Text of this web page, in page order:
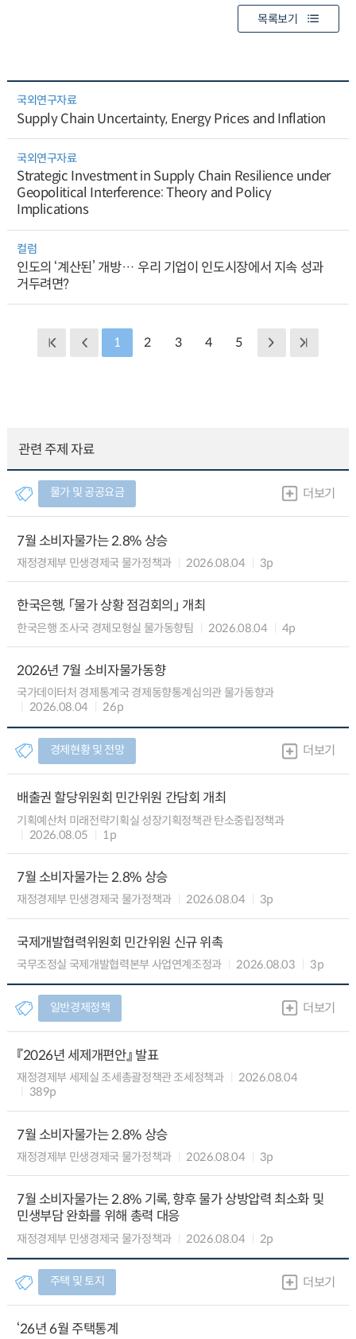
목록보기
국외연구자료
Supply Chain Uncertainty, Energy Prices and Inflation
국외연구자료
Strategic Investment in Supply Chain Resilience under
Geopolitical Interference: Theory and Policy
Implications
컬럼
인도의 ‘계산된’ 개방… 우리 기업이 인도시장에서 지속 성과
거두려면?
1 2 3 4 5
관련 주제 자료
물가 및 공공요금 더보기
7월 소비자물가는 2.8% 상승
재정경제부 민생경제국 물가정책과 2026.08.04 3p
한국은행, 「물가 상황 점검회의」 개최
한국은행 조사국 경제모형실 물가동향팀 2026.08.04 4p
2026년 7월 소비자물가동향
국가데이터처 경제통계국 경제동향통계심의관 물가동향과
2026.08.04
26p
경제현황 및 전망 더보기
배출권 할당위원회 민간위원 간담회 개최
기획예산처 미래전략기획실 성장기획정책관 탄소중립정책과
2026.08.05
1p
7월 소비자물가는 2.8% 상승
재정경제부 민생경제국 물가정책과 2026.08.04 3p
국제개발협력위원회 민간위원 신규 위촉
국무조정실 국제개발협력본부 사업연계조정과 2026.08.03 3p
일반경제정책 더보기
『2026년 세제개편안』 발표
재정경제부 세제실 조세총괄정책관 조세정책과
2026.08.04
389p
7월 소비자물가는 2.8% 상승
재정경제부 민생경제국 물가정책과 2026.08.04 3p
7월 소비자물가는 2.8% 기록, 향후 물가 상방압력 최소화 및
민생부담 완화를 위해 총력 대응
재정경제부 민생경제국 물가정책과 2026.08.04 2p
주택 및 토지 더보기
‘26년 6월 주택통계